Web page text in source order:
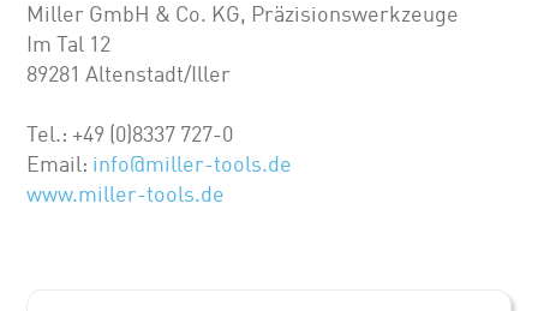
Miller GmbH & Co. KG, Präzisionswerkzeuge
Im Tal 12
89281 Altenstadt/Iller
Tel.: +49 (0)8337 727-0
Email: info@miller-tools.de
www.miller-tools.de